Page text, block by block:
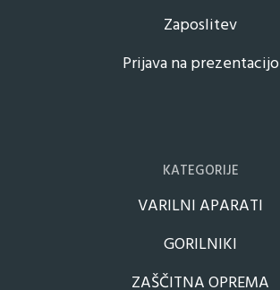
Zaposlitev
Prijava na prezentacijo
KATEGORIJE
VARILNI APARATI
GORILNIKI
ZAŠČITNA OPREMA